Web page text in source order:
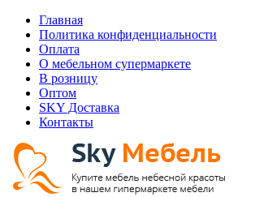
Главная
Политика конфиденциальности
Оплата
О мебельном супермаркете
В розницу
Оптом
SKY Доставка
Контакты